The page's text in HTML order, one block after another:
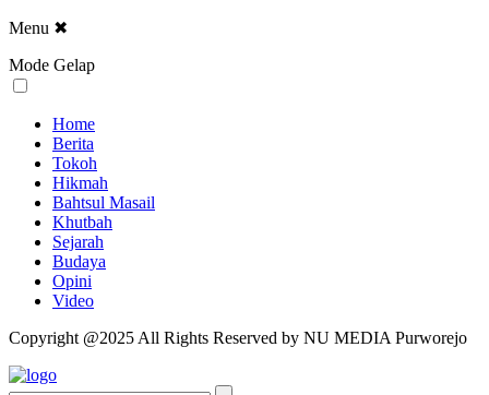
Menu ✖
Mode Gelap
Home
Berita
Tokoh
Hikmah
Bahtsul Masail
Khutbah
Sejarah
Budaya
Opini
Video
Copyright @2025 All Rights Reserved by NU MEDIA Purworejo